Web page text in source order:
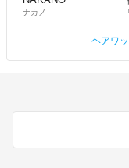
ナカノ
ヘアワ